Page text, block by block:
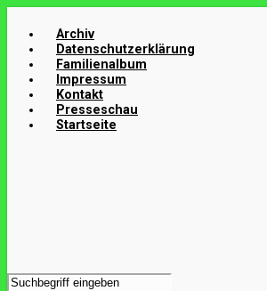
Hauptinhalt
springen
Archiv
Datenschutzerklärung
Familienalbum
Impressum
Kontakt
Presseschau
Startseite